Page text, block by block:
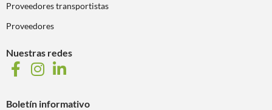
Proveedores transportistas
Proveedores
Nuestras redes
Boletín informativo